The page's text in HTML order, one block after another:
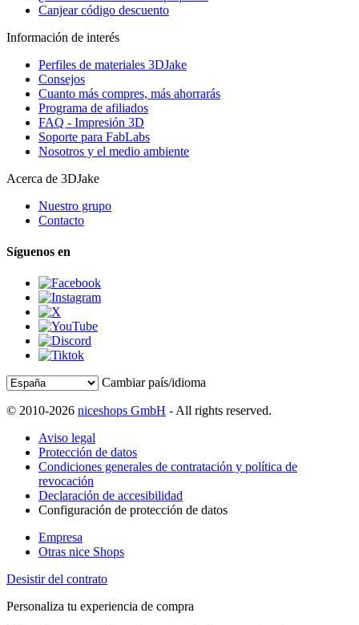
Canjear código descuento
Información de interés
Perfiles de materiales 3DJake
Consejos
Cuanto más compres, más ahorrarás
Programa de afiliados
FAQ - Impresión 3D
Soporte para FabLabs
Nosotros y el medio ambiente
Acerca de 3DJake
Nuestro grupo
Contacto
Síguenos en
Cambiar país/idioma
© 2010-2026 niceshops GmbH - All rights reserved.
Aviso legal
Protección de datos
Condiciones generales de contratación y política de
revocación
Declaración de accesibilidad
Configuración de protección de datos
Empresa
Otras nice Shops
Desistir del contrato
Personaliza tu experiencia de compra